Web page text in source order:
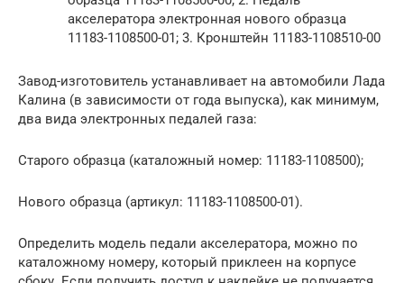
акселератора электронная нового образца
11183-1108500-01; 3. Кронштейн 11183-1108510-00
Завод-изготовитель устанавливает на автомобили Лада
Калина (в зависимости от года выпуска), как минимум,
два вида электронных педалей газа:
Старого образца (каталожный номер: 11183-1108500);
Нового образца (артикул: 11183-1108500-01).
Определить модель педали акселератора, можно по
каталожному номеру, который приклеен на корпусе